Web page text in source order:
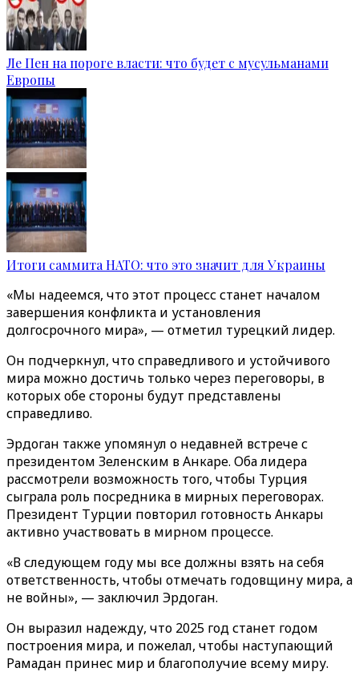
Ле Пен на пороге власти: что будет с мусульманами
Европы
Итоги саммита НАТО: что это значит для Украины
«Мы надеемся, что этот процесс станет началом
завершения конфликта и установления
долгосрочного мира», — отметил турецкий лидер.
Он подчеркнул, что справедливого и устойчивого
мира можно достичь только через переговоры, в
которых обе стороны будут представлены
справедливо.
Эрдоган также упомянул о недавней встрече с
президентом Зеленским в Анкаре. Оба лидера
рассмотрели возможность того, чтобы Турция
сыграла роль посредника в мирных переговорах.
Президент Турции повторил готовность Анкары
активно участвовать в мирном процессе.
«В следующем году мы все должны взять на себя
ответственность, чтобы отмечать годовщину мира, а
не войны», — заключил Эрдоган.
Он выразил надежду, что 2025 год станет годом
построения мира, и пожелал, чтобы наступающий
Рамадан принес мир и благополучие всему миру.